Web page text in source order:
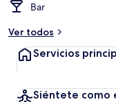
Bar
Ver todos
Servicios
Siéntete como